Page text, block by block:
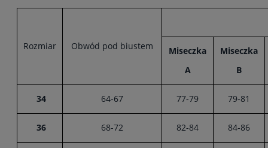
Rozmiar Obwód pod biustem
Miseczka
A
Miseczka
B
34 64-67 77-79 79-81
36 68-72 82-84 84-86